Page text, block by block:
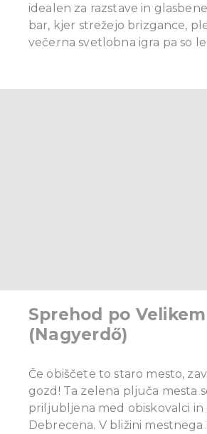
idealen za razstave in
bar, kjer strežejo brizgance,
večerna svetlobna igra pa so
Sprehod po
(Nagyerdő)
Če obiščete to staro mesto,
gozd! Ta zelena pljuča mesta
priljubljena med obiskovalci in
Debrecena. V bližini mestnega